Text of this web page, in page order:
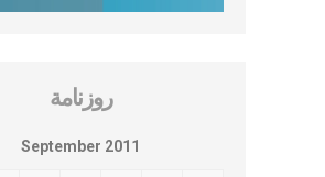
روزنامة
September 2011